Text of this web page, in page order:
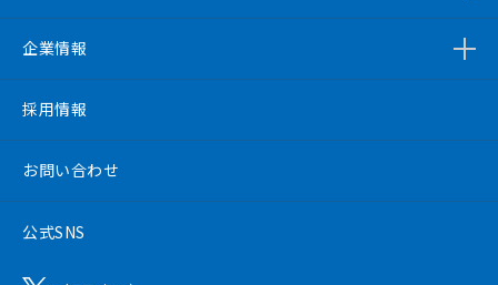
企業情報
採用情報
お問い合わせ
公式SNS